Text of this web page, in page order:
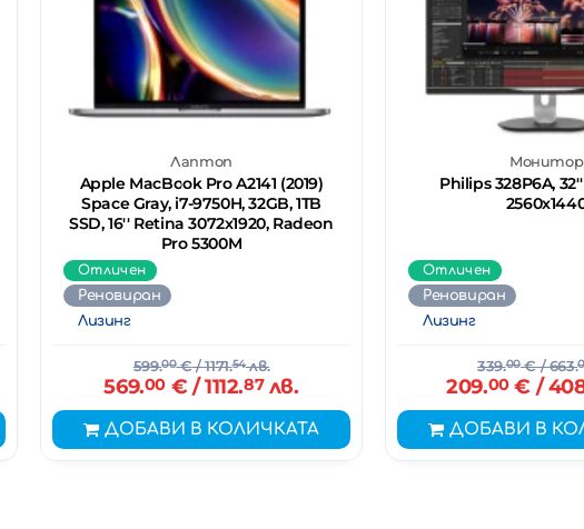
Лаптоп
Apple MacBook Pro A2141 (2019)
Space Gray, i7-9750H, 32GB, 1TB
SSD, 16'' Retina 3072x1920, Radeon
Pro 5300M
Отличен
Реновиран
Лизинг
599.00€/ 1171.54лв.
569.00€ / 1112.87лв.
ДОБАВИ В КОЛИЧКАТА
Монитор
Philips 328P6A,
Отличен
Реновиран
Лизинг
339.00€/ 663.
209.00€ /
ДОБАВИ В